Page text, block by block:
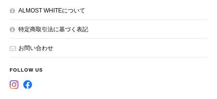
ALMOST WHITEについて
特定商取引法に基づく表記
お問い合わせ
FOLLOW US